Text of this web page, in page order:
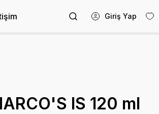
Giriş Yap
IS 120 ml